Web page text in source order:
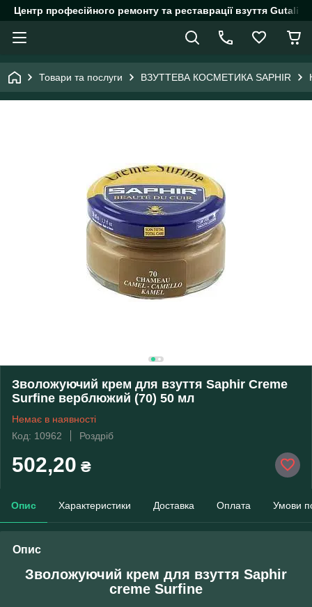
Центр професійного ремонту та реставрації взуття
Товари та послуги ВЗУТТЕВА КОСМЕТИКА SAPHIR
Зволожуючий крем для взуття Saphir Creme
Surfine верблюжий (70) 50 мл
Немає в наявності
Код: 10962
Роздріб
502,20 ₴
Опис Характеристики Доставка Оплата Умови
Опис
Зволожуючий крем для взуття Saphir
creme Surfine